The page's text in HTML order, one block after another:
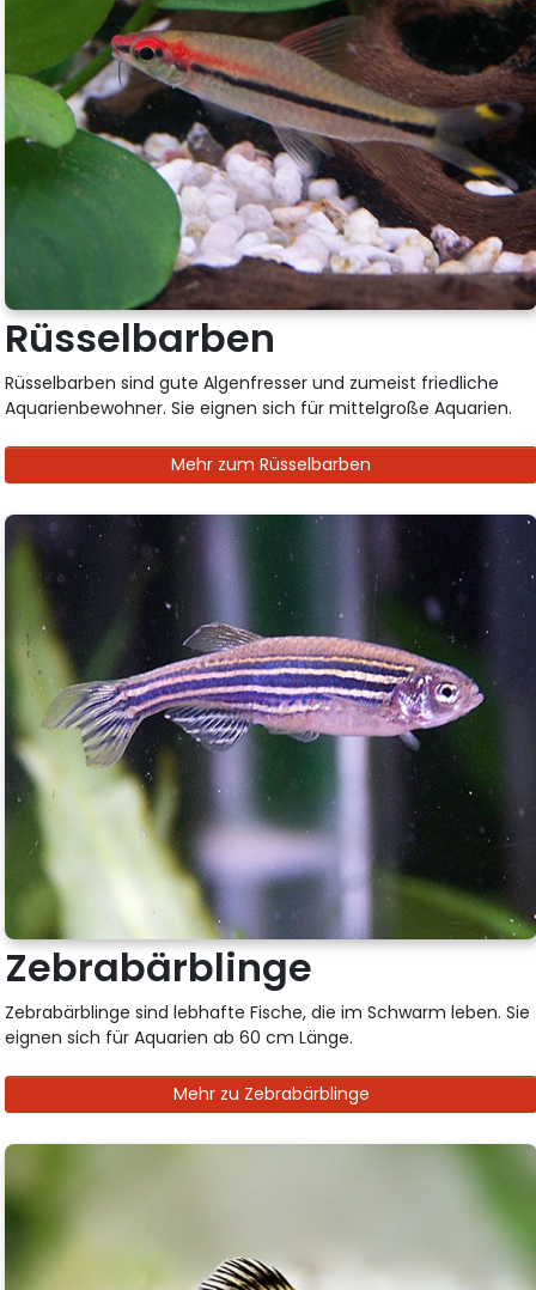
Rüsselbarben
Rüsselbarben sind gute Algenfresser und zumeist friedliche
Aquarienbewohner. Sie eignen sich für mittelgroße Aquarien.
Mehr zum Rüsselbarben
Zebrabärblinge
Zebrabärblinge sind lebhafte Fische, die im Schwarm leben. Sie
eignen sich für Aquarien ab 60 cm Länge.
Mehr zu Zebrabärblinge